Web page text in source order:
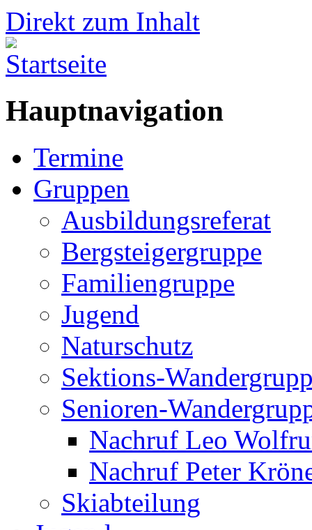
Direkt zum Inhalt
Hauptnavigation
Termine
Gruppen
Ausbildungsreferat
Bergsteigergruppe
Familiengruppe
Jugend
Naturschutz
Sektions-
Senioren-
Nachruf Leo
Nachruf Peter
Skiabteilung